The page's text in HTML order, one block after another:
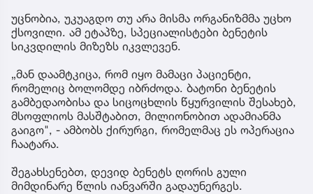
უცნობია, უკუაგდო თუ არა მისმა ორგანიზმმა უცხო
ქსოვილი. ამ ეტაპზე, სპეციალისტები ბენეტის
სიკვდილის მიზეზს იკვლევენ.
„მან დაამტკიცა, რომ იყო მამაცი პაციენტი,
რომელიც ბოლომდე იბრძოდა. ბატონი ბენეტის
გამბედაობისა და სიცოცხლის წყურვილის შესახებ,
მსოფლიოს მასშტაბით, მილიონობით ადამიანმა
გაიგო", - ამბობს ქირურგი, რომელმაც ეს ოპერაცია
ჩაატარა.
შეგახსენებთ, დევიდ ბენეტს ღორის გული
მიმდინარე წლის იანვარში გადაუნერგეს.